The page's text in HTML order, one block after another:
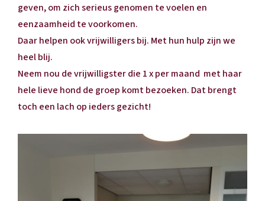
geven, om zich serieus genomen te voelen en
eenzaamheid te voorkomen.
Daar helpen ook vrijwilligers bij. Met hun hulp zijn we
heel blij.
Neem nou de vrijwilligster die 1 x per maand met haar
hele lieve hond de groep komt bezoeken. Dat brengt
toch een lach op ieders gezicht!